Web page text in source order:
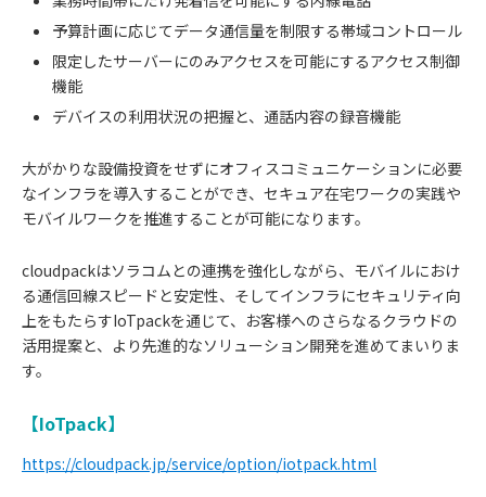
予算計画に応じてデータ通信量を制限する帯域コントロール
限定したサーバーにのみアクセスを可能にするアクセス制御
機能
デバイスの利用状況の把握と、通話内容の録音機能
大がかりな設備投資をせずにオフィスコミュニケーションに必要
なインフラを導入することができ、セキュア在宅ワークの実践や
モバイルワークを推進することが可能になります。
cloudpackはソラコムとの連携を強化しながら、モバイルにおけ
る通信回線スピードと安定性、そしてインフラにセキュリティ向
上をもたらすIoTpackを通じて、お客様へのさらなるクラウドの
活用提案と、より先進的なソリューション開発を進めてまいりま
す。
【IoTpack】
https://cloudpack.jp/service/option/iotpack.html